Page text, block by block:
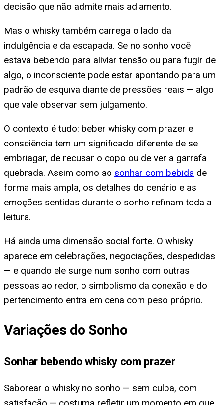
decisão que não admite mais adiamento.
Mas o whisky também carrega o lado da
indulgência e da escapada. Se no sonho você
estava bebendo para aliviar tensão ou para fugir de
algo, o inconsciente pode estar apontando para um
padrão de esquiva diante de pressões reais — algo
que vale observar sem julgamento.
O contexto é tudo: beber whisky com prazer e
consciência tem um significado diferente de se
embriagar, de recusar o copo ou de ver a garrafa
quebrada. Assim como ao sonhar com bebida de
forma mais ampla, os detalhes do cenário e as
emoções sentidas durante o sonho refinam toda a
leitura.
Há ainda uma dimensão social forte. O whisky
aparece em celebrações, negociações, despedidas
— e quando ele surge num sonho com outras
pessoas ao redor, o simbolismo da conexão e do
pertencimento entra em cena com peso próprio.
Variações do Sonho
Sonhar bebendo whisky com prazer
Saborear o whisky no sonho — sem culpa, com